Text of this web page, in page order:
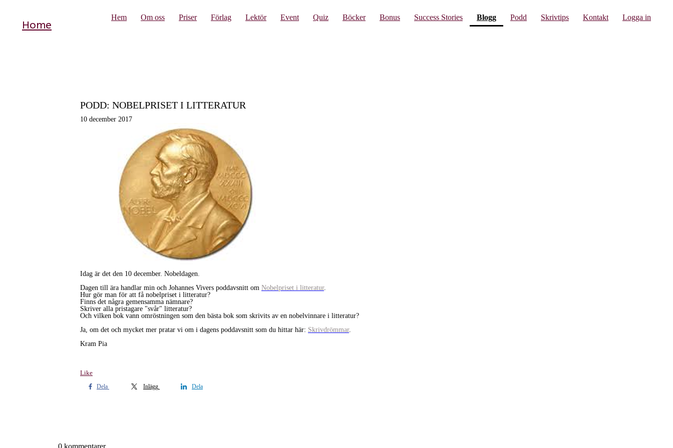
Home
Hem Om oss Priser Förlag Lektör Event Quiz Böcker Bonus Success Stories Blogg(current)
Podd Skrivtips Kontakt Logga in
PODD: NOBELPRISET I LITTERATUR
10 december 2017
Idag är det den 10 december. Nobeldagen.
Dagen till ära handlar min och Johannes Vivers poddavsnitt om Nobelpriset i litteratur.
Hur gör man för att få nobelpriset i litteratur?
Finns det några gemensamma nämnare?
Skriver alla pristagare "svår" litteratur?
Och vilken bok vann omröstningen som den bästa bok som skrivits av en nobelvinnare i litteratur?
Ja, om det och mycket mer pratar vi om i dagens poddavsnitt som du hittar här: Skrivdrömmar.
Kram Pia
Like
Dela Inlägg Dela
0 kommentarer